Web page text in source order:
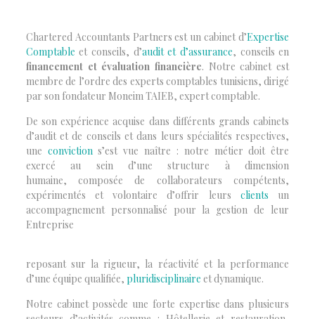
Chartered Accountants Partners est un cabinet d’Expertise
Comptable et conseils, d’audit et d’assurance, conseils en
financement et évaluation financière. Notre cabinet est
membre de l’ordre des experts comptables tunisiens, dirigé
par son fondateur Moneim TAIEB, expert comptable.
De son expérience acquise dans différents grands cabinets
d’audit et de conseils et dans leurs spécialités respectives,
une convictions’est vue naître : notre métier doit être
exercé au sein d’une structure à dimension
humaine, composée de collaborateurs compétents,
expérimentés et volontaire d’offrir leurs clients un
accompagnement personnalisé pour la gestion de leur
Entreprise
reposant sur la rigueur, la réactivité et la performance
d’une équipe qualifiée, pluridisciplinaire et dynamique.
Notre cabinet possède une forte expertise dans plusieurs